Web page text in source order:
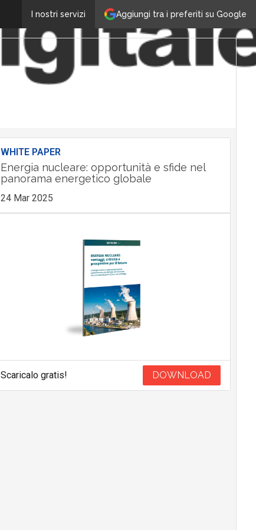
Aggiungi tra i preferiti su Google
I nostri servizi
WHITE PAPER
Energia nucleare: opportunità e sfide nel
panorama energetico globale
24 Mar 2025
Scaricalo gratis! DOWNLOAD